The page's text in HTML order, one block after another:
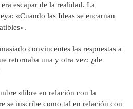
escapar de la realidad. La
«Cuando las Ideas se encarnan
convincentes las respuestas a
retornaba una y otra vez: ¿de
«libre en relación con la
se inscribe como tal en relación con